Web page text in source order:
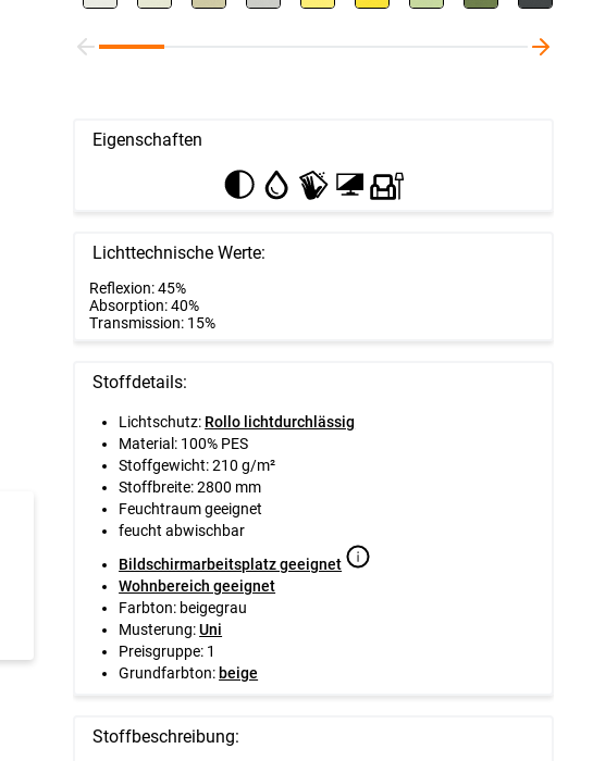
Eigenschaften
Lichttechnische Werte:
Reflexion: 45%
Absorption: 40%
Transmission: 15%
Stoffdetails:
Lichtschutz: Rollo lichtdurchlässig
Material: 100% PES
Stoffgewicht: 210 g/m²
Stoffbreite: 2800 mm
Feuchtraum geeignet
feucht abwischbar
Bildschirmarbeitsplatz geeignet
Wohnbereich geeignet
Farbton: beigegrau
Musterung:Uni
Preisgruppe: 1
Grundfarbton: beige
Stoffbeschreibung: